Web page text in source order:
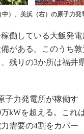
）、美浜（右）の原子力発
働している大飯発
がある。このうち
残りの3か所は福井
子力発電所が稼働す
kWを超える。これ
需要の4割をカバー